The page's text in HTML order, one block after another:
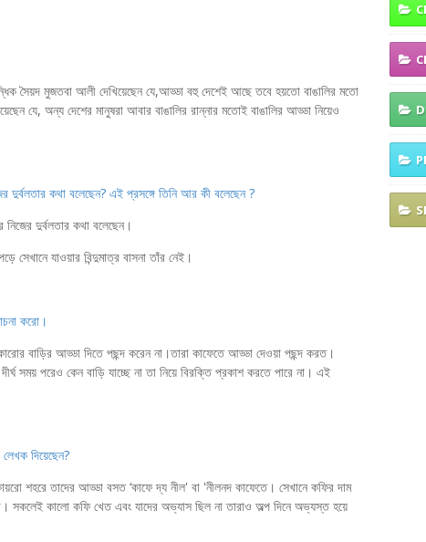
সৈয়দ মুজতবা আলী দেখিয়েছেন যে,আড্ডা বহু দেশেই আছে তবে হয়তো বাঙালির মতো
যে, অন্য দেশের মানুষরা আবার বাঙালির রান্নার মতোই বাঙালির আড্ডা নিয়েও
কথা বলেছেন? এই প্রসঙ্গে তিনি আর কী বলেছেন ?
দুর্বলতার কথা বলেছেন।
যাওয়ার বিন্দুমাত্র বাসনা তাঁর নেই।
করো।
বাড়ির আড্ডা দিতে পছন্দ করেন না।তারা কাফেতে আড্ডা দেওয়া পছন্দ করত।
সময় পরেও কেন বাড়ি যাচ্ছে না তা নিয়ে বিরক্তি প্রকাশ করতে পারে না। এই
দিয়েছেন?
শহরে তাদের আড্ডা বসত ‘কাফে দ্য নীল' বা 'নীলনদ কাফেতে। সেখানে কফির দাম
সকলেই কালো কফি খেত এবং যাদের অভ্যাস ছিল না তারাও অল্প দিনে অভ্যস্ত হয়ে